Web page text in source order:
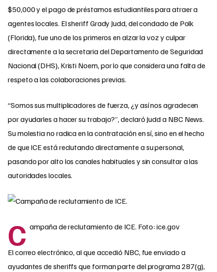
$50,000 y el pago de préstamos estudiantiles para atraer a
agentes locales. El sheriff Grady Judd, del condado de Polk
(Florida), fue uno de los primeros en alzar la voz y culpar
directamente a la secretaria del Departamento de Seguridad
Nacional (DHS), Kristi Noem, por lo que considera una falta de
respeto a las colaboraciones previas.
“Somos sus multiplicadores de fuerza, ¿y así nos agradecen
por ayudarles a hacer su trabajo?”, declaró Judd a NBC News.
Su molestia no radica en la contratación en sí, sino en el hecho
de que ICE está reclutando directamente a su personal,
pasando por alto los canales habituales y sin consultar a las
autoridades locales.
C ampaña de reclutamiento de ICE. Foto: ice.gov
El correo electrónico, al que accedió NBC, fue enviado a
ayudantes de sheriffs que forman parte del programa 287(g),